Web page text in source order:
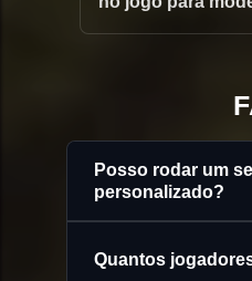
Posso rodar um
personalizado?
Quantos